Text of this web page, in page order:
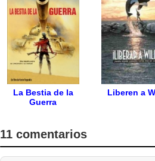
La Bestia de la
Guerra
Liberen a
11 comentarios